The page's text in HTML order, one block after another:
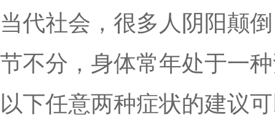
当代社会，很多人阴阳颠
节不分，身体常年处于一
以下任意两种症状的建议